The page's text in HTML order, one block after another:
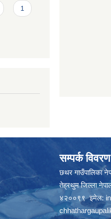
1
सम्पर्क विवरण
छथर गाउँपालिका
तेह्रथुम जिल्ला
४२००९९ इमेल: